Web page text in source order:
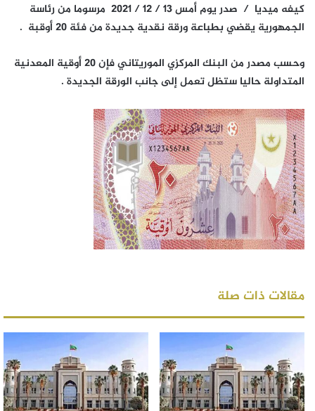
كيفه ميديا / صدر يوم أمس 13 / 12 / 2021 مرسوما من رئاسة
الجمهورية يقضي بطباعة ورقة نقدية جديدة من فئة 20 أوقبة .
وحسب مصدر من البنك المركزي الموريتاني فإن 20 أوقية المعدنية
المتداولة حاليا ستظل تعمل إلى جانب الورقة الجديدة .
مقالات ذات صلة